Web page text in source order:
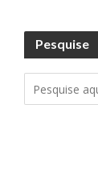
Pesquise